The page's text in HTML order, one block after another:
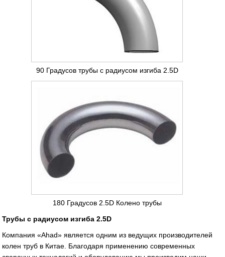
90 Градусов трубы с радиусом изгиба 2.5D
180 Градусов 2.5D Колено трубы
Трубы с радиусом изгиба 2.5D
Компания «Ahad» является одним из ведущих производителей
колен труб в Китае. Благодаря применению современных